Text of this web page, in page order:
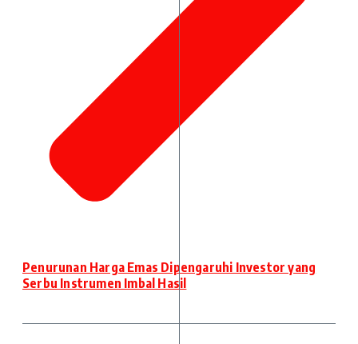
Penurunan Harga Emas Dipengaruhi Investor yang
Serbu Instrumen Imbal Hasil